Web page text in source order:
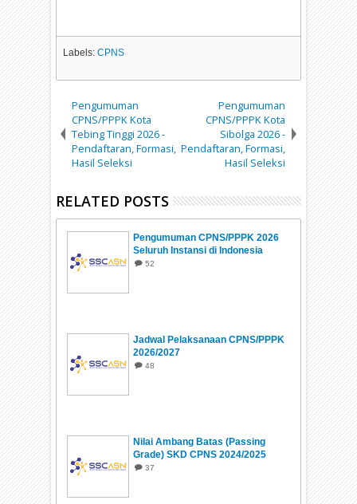
Labels:CPNS
Pengumuman
CPNS/PPPK Kota
Tebing Tinggi 2026 -
Pendaftaran, Formasi,
Hasil Seleksi
Pengumuman
CPNS/PPPK Kota
Sibolga 2026 -
Pendaftaran, Formasi,
Hasil Seleksi
RELATED POSTS
Pengumuman CPNS/PPPK 2026
Seluruh Instansi di Indonesia
52
Jadwal Pelaksanaan CPNS/PPPK
2026/2027
48
Nilai Ambang Batas (Passing
Grade) SKD CPNS 2024/2025
37